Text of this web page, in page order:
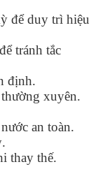
để duy trì hiệu
tránh tắc
định.
xuyên.
an toàn.
thay thế.